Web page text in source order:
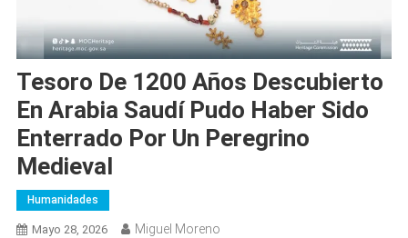
Tesoro De 1200 Años Descubierto
En Arabia Saudí Pudo Haber Sido
Enterrado Por Un Peregrino
Medieval
Humanidades
Mayo 28, 2026 Miguel Moreno